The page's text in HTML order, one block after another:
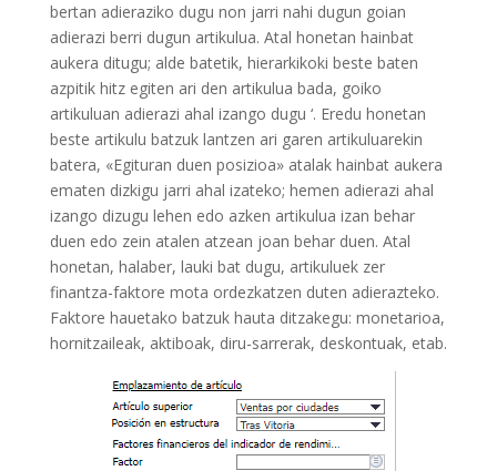
bertan adieraziko dugu non jarri nahi dugun goian
adierazi berri dugun artikulua. Atal honetan hainbat
aukera ditugu; alde batetik, hierarkikoki beste baten
azpitik hitz egiten ari den artikulua bada, goiko
artikuluan adierazi ahal izango dugu ‘. Eredu honetan
beste artikulu batzuk lantzen ari garen artikuluarekin
batera, «Egituran duen posizioa» atalak hainbat aukera
ematen dizkigu jarri ahal izateko; hemen adierazi ahal
izango dizugu lehen edo azken artikulua izan behar
duen edo zein atalen atzean joan behar duen. Atal
honetan, halaber, lauki bat dugu, artikuluek zer
finantza-faktore mota ordezkatzen duten adierazteko.
Faktore hauetako batzuk hauta ditzakegu: monetarioa,
hornitzaileak, aktiboak, diru-sarrerak, deskontuak, etab.